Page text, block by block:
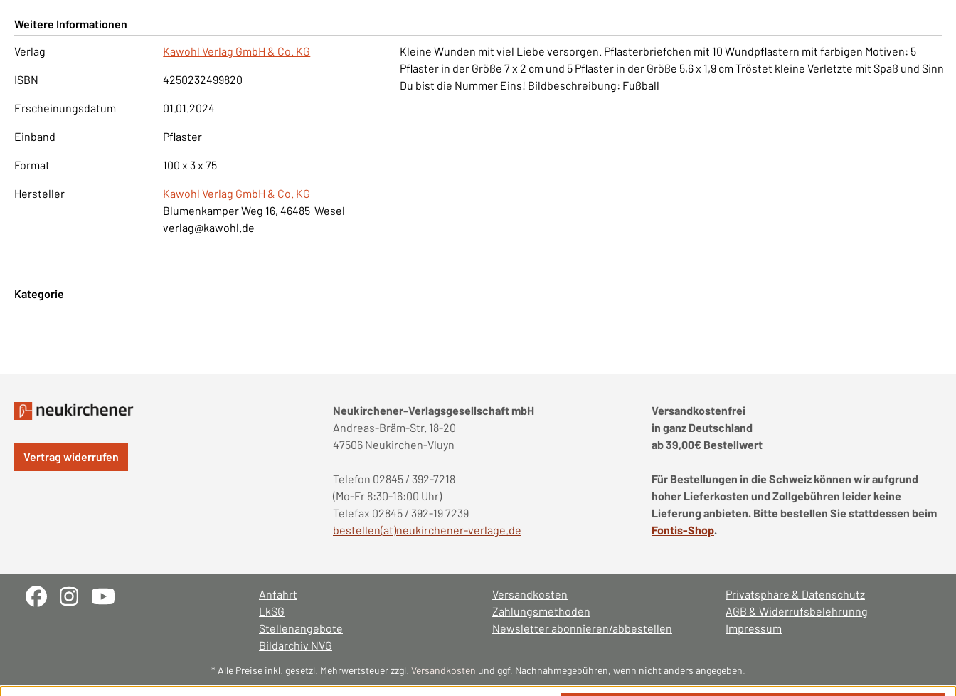
Weitere Informationen
Verlag
Kawohl Verlag GmbH & Co. KG
ISBN 4250232499820
Erscheinungsdatum 01.01.2024
Einband Pflaster
Format 100 x 3 x 75
Hersteller
Kawohl Verlag GmbH & Co. KG
Blumenkamper Weg 16, 46485 Wesel
verlag@kawohl.de
Kleine Wunden mit viel Liebe versorgen. Pflasterbriefchen mit 10 Wundpflastern mit farbigen Motiven: 5
Pflaster in der Größe 7 x 2 cm und 5 Pflaster in der Größe 5,6 x 1,9 cm Tröstet kleine Verletzte mit Spaß und Sinn
Du bist die Nummer Eins! Bildbeschreibung: Fußball
Kategorie
Vertrag widerrufen
Neukirchener-Verlagsgesellschaft mbH
Andreas-Bräm-Str. 18-20
47506 Neukirchen-Vluyn
Telefon 02845 / 392-7218
(Mo-Fr 8:30-16:00 Uhr)
Telefax 02845 / 392-19 7239
bestellen(at)neukirchener-verlage.de
Versandkostenfrei
in ganz Deutschland
ab 39,00€ Bestellwert
Für Bestellungen in die Schweiz können wir aufgrund
hoher Lieferkosten und Zollgebühren leider keine
Lieferung anbieten. Bitte bestellen Sie stattdessen beim
Fontis-Shop.
Anfahrt
LkSG
Stellenangebote
Versandkosten
Zahlungsmethoden
Newsletter abonnieren/abbestellen
Privatsphäre & Datenschutz
AGB & Widerrufsbelehrunng
Impressum
Bildarchiv NVG
* Alle Preise inkl. gesetzl. Mehrwertsteuer zzgl. Versandkosten und ggf. Nachnahmegebühren, wenn nicht anders angegeben.